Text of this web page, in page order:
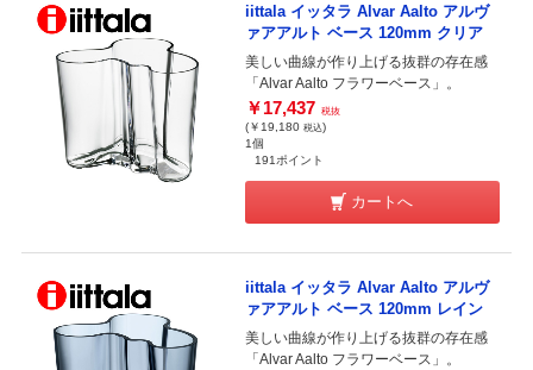
iittala イッタラ Alvar Aalto アルヴ
ァアアルト ベース 120mm クリア
美しい曲線が作り上げる抜群の存在感
「Alvar Aalto フラワーベース」。
￥17,437 税抜
(￥19,180 税込)
1個
191ポイント
カートへ
iittala イッタラ Alvar Aalto アルヴ
ァアアルト ベース 120mm レイン
美しい曲線が作り上げる抜群の存在感
「Alvar Aalto フラワーベース」。